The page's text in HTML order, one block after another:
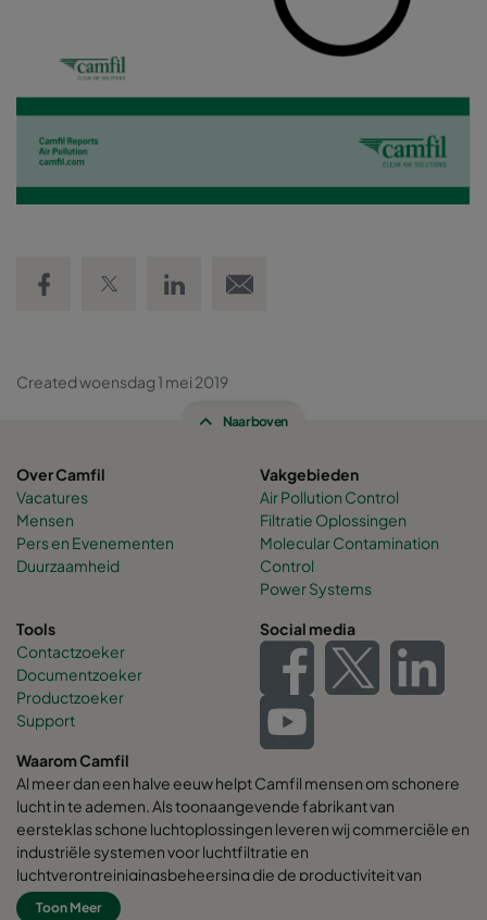
Created woensdag 1 mei 2019
Naar boven
Over Camfil
Vacatures
Mensen
Pers en Evenementen
Duurzaamheid
Vakgebieden
Air Pollution Control
Filtratie Oplossingen
Molecular Contamination
Control
Power Systems
Tools
Contactzoeker
Documentzoeker
Productzoeker
Support
Social media
Waarom Camfil
Al meer dan een halve eeuw helpt Camfil mensen om schonere
lucht in te ademen. Als toonaangevende fabrikant van
eersteklas schone luchtoplossingen leveren wij commerciële en
industriële systemen voor luchtfiltratie en
luchtverontreinigingsbeheersing die de productiviteit van
werknemers en apparatuur verbeteren, het energieverbruik
Toon Meer